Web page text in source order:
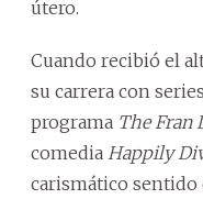
útero.
Cuando recibió el
su carrera con
programa The Fran
comedia Happily
carismático